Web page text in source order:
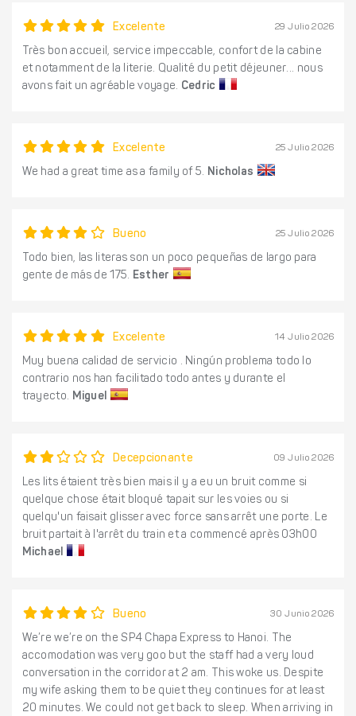
Excelente 29 Julio 2026
Très bon accueil, service impeccable, confort de la cabine
et notamment de la literie. Qualité du petit déjeuner... nous
avons fait un agréable voyage. Cedric
Excelente 25 Julio 2026
We had a great time as a family of 5. Nicholas
Bueno 25 Julio 2026
Todo bien, las literas son un poco pequeñas de largo para
gente de más de 175. Esther
Excelente 14 Julio 2026
Muy buena calidad de servicio . Ningún problema todo lo
contrario nos han facilitado todo antes y durante el
trayecto. Miguel
Decepcionante 09 Julio 2026
Les lits étaient très bien mais il y a eu un bruit comme si
quelque chose était bloqué tapait sur les voies ou si
quelqu'un faisait glisser avec force sans arrêt une porte. Le
bruit partait à l'arrêt du train et a commencé après 03h00
Michael
Bueno 30 Junio 2026
We’re we’re on the SP4 Chapa Express to Hanoi. The
accomodation was very goo but the staff had a very loud
conversation in the corridor at 2 am. This woke us. Despite
my wife asking them to be quiet they continues for at least
20 minutes. We could not get back to sleep. When arriving in